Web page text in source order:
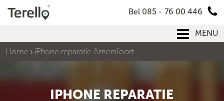
Bel 085 - 76 00 446
MENU
Home
iPhone reparatie Amersfoort
IPHONE REPARATIE